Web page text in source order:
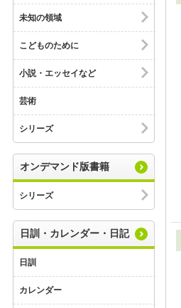
未知の領域
こどものために
小説・エッセイなど
芸術
シリーズ
オンデマンド版書籍
シリーズ
日訓・カレンダー・日記
日訓
カレンダー